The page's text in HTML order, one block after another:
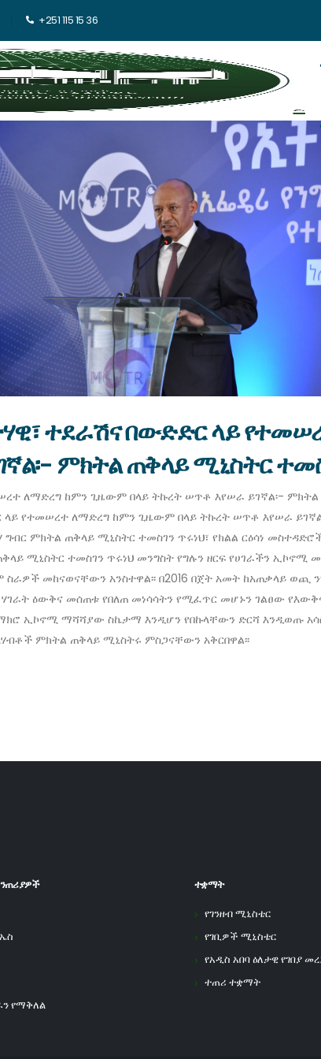
+251 115 15 36
ተደራሽና በውድድር ላይ
ምክትል ጠቅላይ ሚኒስትር
ለማድረግ ከምን ጊዜውም በላይ ትኩረት ሠጥቶ እየሠራ ይገኛል፡- ምክትል
የተመሠረተ ለማድረግ ከምን ጊዜውም በላይ ትኩረት ሠጥቶ እየሠራ
ምክትል ጠቅላይ ሚኒስትር ተመስገን ጥሩነህ፣ የክልል ርዕሳነ
ሚኒስትር ተመስገን ጥሩነህ መንግስት የግሉን ዘርፍ የሀገራችን ኢኮኖሚ
ስራዎች መከናወናቸውን አንስተዋል፡፡ በ2016 በጀት አመት ከአጠቃላይ
ዕውቅና መሰጠቱ የበለጠ መነሳሳትን የሚፈጥር መሆኑን ገልፀው
ኢኮኖሚ ማሻሻያው ስኬታማ እንዲሆን የበኩላቸውን ድርሻ እንዲወጡ
ምክትል ጠቅላይ ሚኒስትሩ ምስጋናቸውን አቅርበዋል፡፡
የማቅለል
ተቋማት
የገንዘብ ሚኒስቴር
የገቢዎች ሚኒስቴር
የአዲስ አበባ ዕለታዊ የገበያ
ተጠሪ ተቋማት